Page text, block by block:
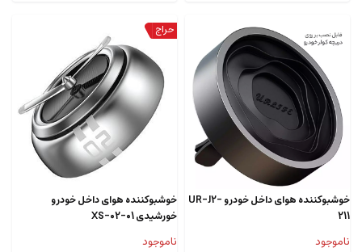
خوشبوکننده هوای داخل خودرو UR-J2-
211
ناموجود
خوشبوکننده هوای داخل خودرو
خورشیدی XS-02-01
ناموجود